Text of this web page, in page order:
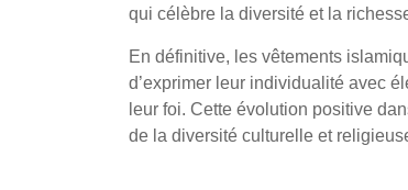
qui célèbre la diversité et la
En définitive, les vêtements
d’exprimer leur individualité avec
leur foi. Cette évolution positive
de la diversité culturelle et